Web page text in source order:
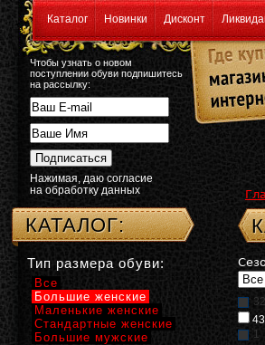
Каталог Новинки Дисконт
Чтобы узнать о новом
поступлении обуви подпишитесь
на рассылку:
Нажимая, даю согласие
на обработку данных
32
43
1
КАТАЛОГ:
Тип размера обуви:
Все
Большие женские
Маленькие женские
Стандартные женские
Большие мужские